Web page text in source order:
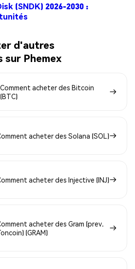
(SNDK) 2026-2030 :
d'autres
sur Phemex
Comment acheter des Bitcoin
(BTC)
acheter des Solana (SOL)
acheter des Injective (INJ)
acheter des Gram (prev.
(GRAM)